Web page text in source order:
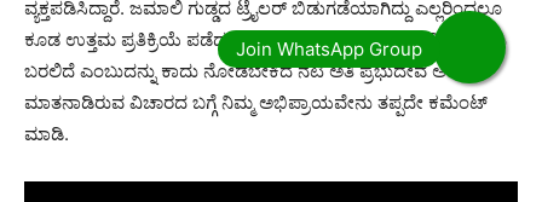
ವ್ಯಕ್ತಪಡಿಸಿದ್ದಾರೆ. ಜಮಾಲಿ ಗುಡ್ಡದ ಟ್ರೈಲರ್ ಬಿಡುಗಡೆಯಾಗಿದ್ದು ಎಲ್ಲರಿಂದಲೂ
ಕೂಡ ಉತ್ತಮ ಪ್ರತಿಕ್ರಿಯೆ ಪಡೆದುಕೊಂಡಿದೆ. ಈ ಸಿನಿಮಾ ಯಾವ ರೀತಿ ಮೂಡಿ
ಬರಲಿದೆ ಎಂಬುದನ್ನು ಕಾದು ನೋಡಬೇಕಿದೆ ನಟಿ ಅತಿ ಪ್ರಭುದೇವ ಅವರು
ಮಾತನಾಡಿರುವ ವಿಚಾರದ ಬಗ್ಗೆ ನಿಮ್ಮ ಅಭಿಪ್ರಾಯವೇನು ತಪ್ಪದೇ ಕಮೆಂಟ್
ಮಾಡಿ.